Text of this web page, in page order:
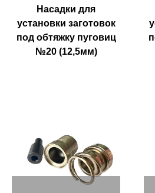
Насадки для
установки заготовок
под обтяжку пуговиц
№20 (12,5мм)